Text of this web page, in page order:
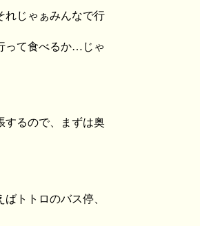
れじゃぁみんなで行
って食べるか…じゃ
するので、まずは奥
トトロのバス停、